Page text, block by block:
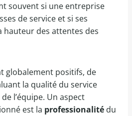
souvent si une entreprise
de service et si ses
hauteur des attentes des
globalement positifs, de
la qualité du service
l’équipe. Un aspect
est la professionalité du